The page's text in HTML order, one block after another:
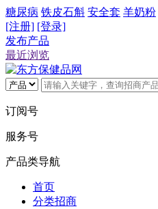
糖尿病 铁皮石斛 安全套 羊奶粉
[注册] [登录]
发布产品
最近浏览
订阅号
服务号
产品类导航
首页
分类招商